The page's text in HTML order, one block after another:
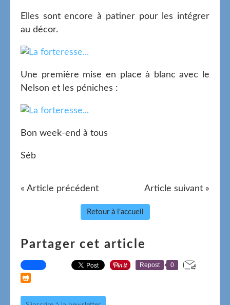
Elles sont encore à patiner pour les intégrer
au décor.
Une première mise en place à blanc avec le
Nelson et les péniches :
Bon week-end à tous
Séb
« Article précédent Article suivant »
Retour à l'accueil
Partager cet article
Repost 0